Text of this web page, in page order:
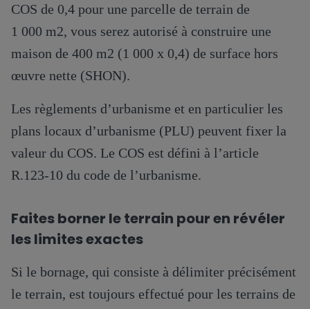
COS de 0,4 pour une parcelle de terrain de
1 000 m2, vous serez autorisé à construire une
maison de 400 m2 (1 000 x 0,4) de surface hors
œuvre nette (SHON).
Les règlements d’urbanisme et en particulier les
plans locaux d’urbanisme (PLU) peuvent fixer la
valeur du COS. Le COS est défini à l’article
R.123-10 du code de l’urbanisme.
Faites borner le terrain pour en révéler
les limites exactes
Si le bornage, qui consiste à délimiter précisément
le terrain, est toujours effectué pour les terrains de